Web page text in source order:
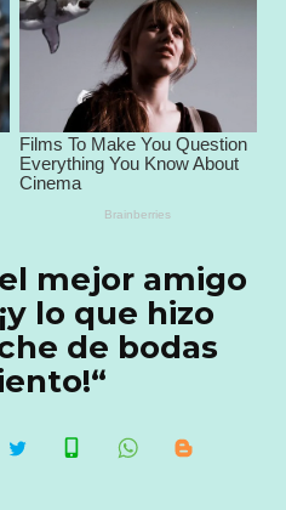
mejor amigo
lo que hizo
de bodas